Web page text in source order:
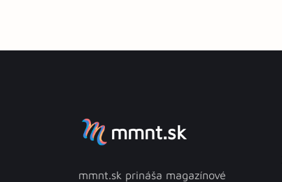
mmnt.sk
mmnt.sk prináša magazínové